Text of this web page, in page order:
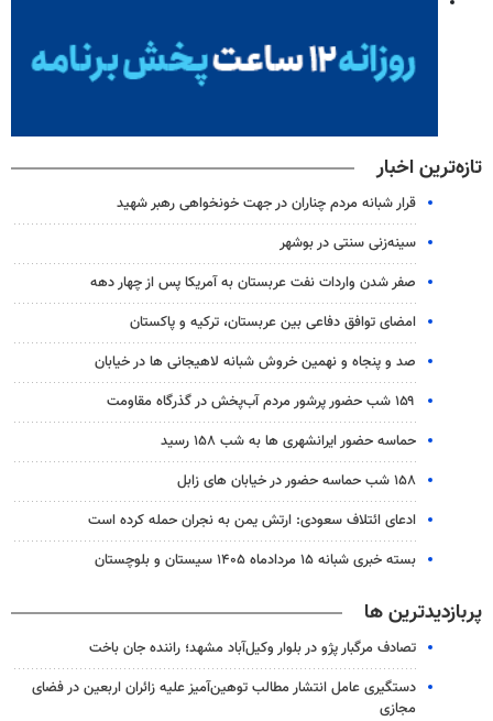
تازه‌ترین اخبار
قرار شبانه مردم چناران در جهت خونخواهی رهبر شهید
سینه‌زنی سنتی در بوشهر
صفر شدن واردات نفت عربستان به آمریکا پس از چهار دهه
امضای توافق دفاعی بین عربستان، ترکیه و پاکستان
صد و پنجاه و نهمین خروش شبانه لاهیجانی ها در خیابان
۱۵۹ شب حضور پرشور مردم آب‌پخش در گذرگاه مقاومت
حماسه حضور ایرانشهری ها به شب ۱۵۸ رسید
۱۵۸ شب حماسه حضور در خیابان های زابل
ادعای ائتلاف سعودی: ارتش یمن به نجران حمله کرده است
بسته خبری شبانه ۱۵ مردادماه ۱۴۰۵ سیستان و بلوچستان
پربازدیدترین ها
تصادف مرگبار پژو در بلوار وکیل‌آباد مشهد؛ راننده جان باخت
دستگیری عامل انتشار مطالب توهین‌آمیز علیه زائران اربعین در فضای
مجازی